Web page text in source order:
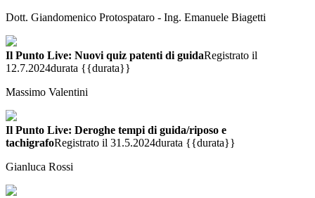
Dott. Giandomenico Protospataro - Ing. Emanuele Biagetti
Il Punto Live: Nuovi quiz patenti di guidaRegistrato il
12.7.2024durata {{durata}}
Massimo Valentini
Il Punto Live: Deroghe tempi di guida/riposo e
tachigrafoRegistrato il 31.5.2024durata {{durata}}
Gianluca Rossi